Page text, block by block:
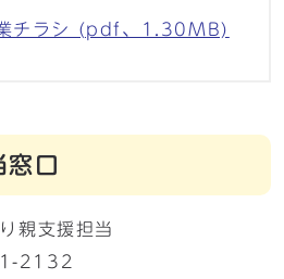
チラシ (pdf、1.30MB)
窓口
親支援担当
2132